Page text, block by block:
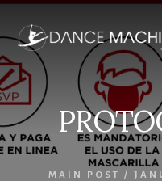
Skip
content
MAIN POST /